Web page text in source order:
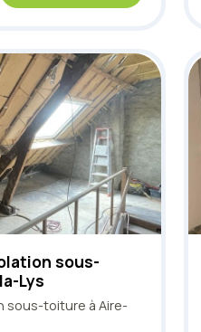
sous-
Lys
sous-toiture à Aire-